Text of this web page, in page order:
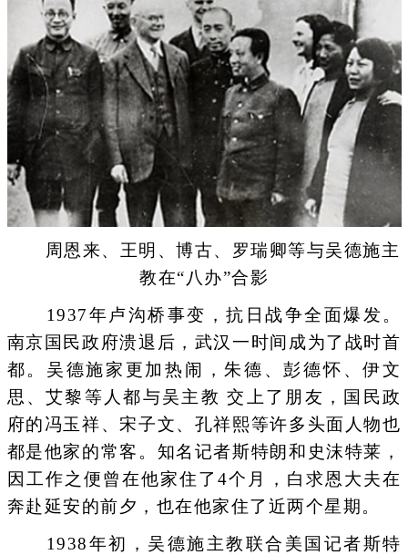
周恩来、王明、博古、罗瑞卿等与吴德施主
教在“八办”合影
1937年卢沟桥事变，抗日战争全面爆发。
南京国民政府溃退后，武汉一时间成为了战时首
都。吴德施家更加热闹，朱德、彭德怀、伊文
思、艾黎等人都与吴主教 交上了朋友，国民政
府的冯玉祥、宋子文、孔祥熙等许多头面人物也
都是他家的常客。知名记者斯特朗和史沫特莱，
因工作之便曾在他家住了4个月，白求恩大夫在
奔赴延安的前夕，也在他家住了近两个星期。
1938年初，吴德施主教联合美国记者斯特